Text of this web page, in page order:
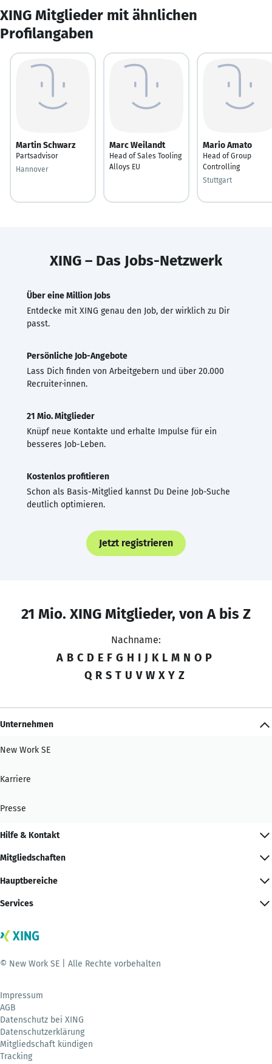
XING Mitglieder mit ähnlichen
Profilangaben
Martin Schwarz
Partsadvisor
Hannover
Marc Weilandt
Head of Sales Tooling
Alloys EU
Mario Amato
Head of Group
Controlling
Stuttgart
XING – Das Jobs-Netzwerk
Über eine Million Jobs
Entdecke mit XING genau den Job, der wirklich zu Dir
passt.
Persönliche Job-Angebote
Lass Dich finden von Arbeitgebern und über 20.000
Recruiter·innen.
21 Mio. Mitglieder
Knüpf neue Kontakte und erhalte Impulse für ein
besseres Job-Leben.
Kostenlos profitieren
Schon als Basis-Mitglied kannst Du Deine Job-Suche
deutlich optimieren.
Jetzt registrieren
21 Mio. XING Mitglieder, von A bis Z
Nachname:
A B C D E F G H I J K L M N O P
Q R S T U V W X Y Z
Unternehmen
New Work SE
Karriere
Presse
Hilfe & Kontakt
Mitgliedschaften
Hauptbereiche
Services
© New Work SE | Alle Rechte vorbehalten
Impressum
AGB
Datenschutz bei XING
Datenschutzerklärung
Mitgliedschaft kündigen
Tracking